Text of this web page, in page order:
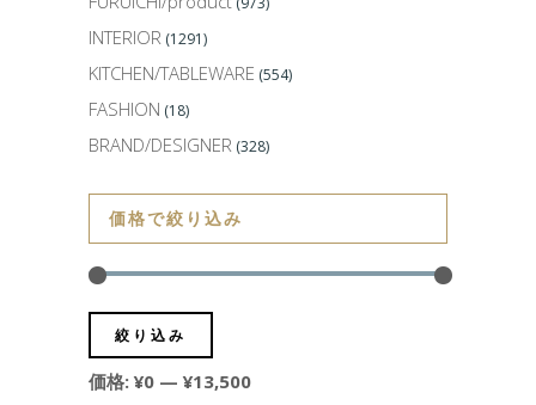
INTERIOR (1291)
KITCHEN/TABLEWARE (554)
FASHION (18)
BRAND/DESIGNER (328)
価格で絞り込み
絞り込み
価格: ¥0 — ¥13,500